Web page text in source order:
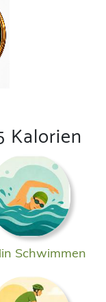
Kalorien
Schwimmen